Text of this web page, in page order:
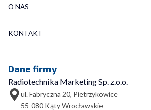
O NAS
KONTAKT
Dane firmy
Radiotechnika Marketing Sp. z.o.o.
ul. Fabryczna 20, Pietrzykowice
55-080 Kąty Wrocławskie